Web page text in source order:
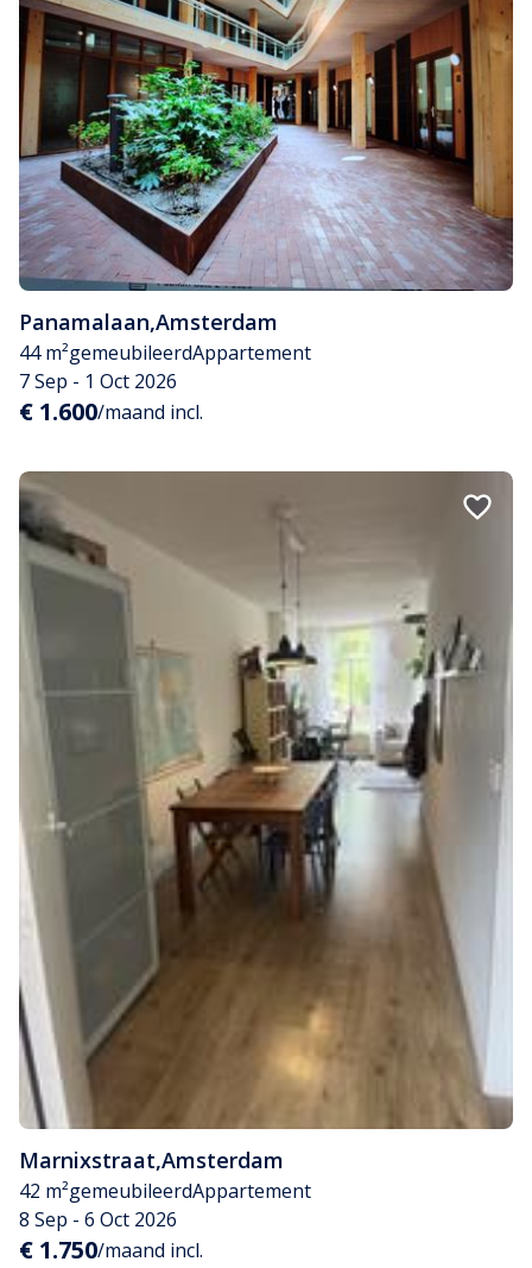
Panamalaan,Amsterdam
44 m²gemeubileerdAppartement
7 Sep - 1 Oct 2026
€ 1.600/maand incl.
Marnixstraat,Amsterdam
42 m²gemeubileerdAppartement
8 Sep - 6 Oct 2026
€ 1.750/maand incl.